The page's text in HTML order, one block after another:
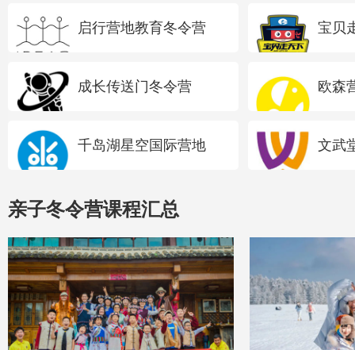
启行营地教育冬令营 宝贝
成长传送门冬令营 欧森
千岛湖星空国际营地 文武
亲子冬令营课程汇总